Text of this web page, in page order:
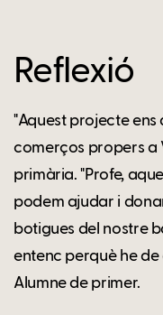
Reflexió
"Aquest projecte
comerços propers a
primària. "Profe,
podem ajudar i
botigues del nostre
entenc perquè he
Alumne de primer.